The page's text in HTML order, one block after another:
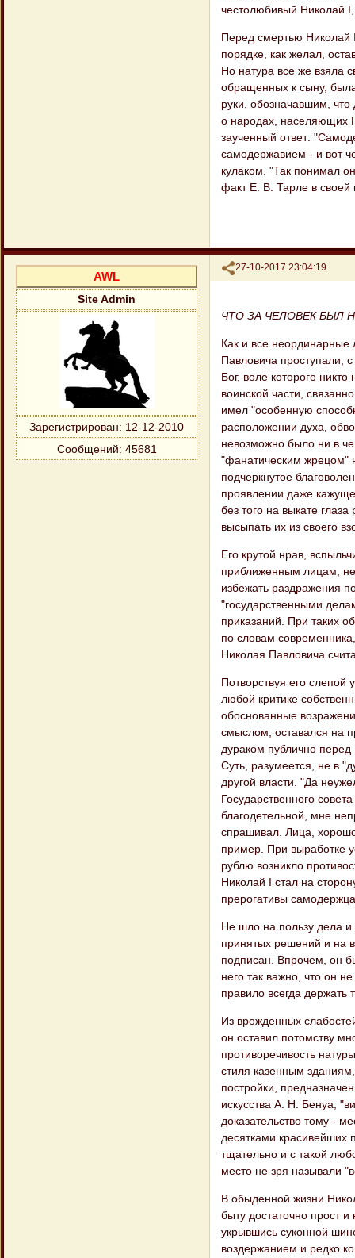
честолюбивый Николай
Перед смертью Николай
порядке, как желал,
Но натура все же взяла
обращенных к сыну,
руки, обозначавшим,
о народах, населяющих
заученный ответ:
самодержавием - и вот
кулаком. "Так понимал
факт Е. В. Тарле в своей
Поделиться
27-10-2017 23:04:19
AWL
Site Admin
Зарегистрирован: 12-12-2010
Сообщений: 45681
ЧТО ЗА ЧЕЛОВЕК БЫЛ
Как и все неординарные
Павловича проступали,
Бог, воле которого
воинской части,
имел "особенную
расположении духа,
невозможно было ни в
"фанатическим жрецом"
подчеркнутое
проявлении даже
без того на выкате
высыпать их из своего
Его крутой нрав,
приближенным лицам,
избежать раздражения
"государственными
приказаний. При таких
по словам
Николая Павловича
Потворствуя его слепой
любой критике
обоснованные
смыслом, оставался на
дураком публично
Суть, разумеется, не в
другой власти. "Да
Государственного
благодетельной, мне
спрашивал. Лица,
пример. При выработке
рублю возникло
Николай I стал на
прерогативы
Не шло на пользу дела и
принятых решений и на
подписан. Впрочем, он
него так важно, что он
правило всегда держать
Из врожденных
он оставил потомству
противоречивость
стиля казенным
постройки,
искусства А. Н. Бенуа,
доказательство тому -
десятками красивейших
тщательно и с такой
место не зря называли
В обыденной жизни
быту достаточно прост
укрывшись суконной
воздержанием и редко